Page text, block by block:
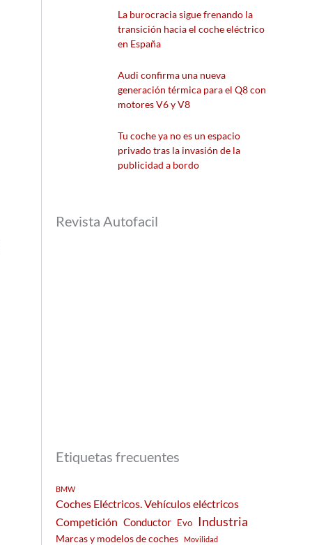
La burocracia sigue frenando la
transición hacia el coche eléctrico
en España
Audi confirma una nueva
generación térmica para el Q8 con
motores V6 y V8
Tu coche ya no es un espacio
privado tras la invasión de la
publicidad a bordo
Revista Autofacil
Etiquetas frecuentes
BMW
Coches Eléctricos. Vehículos eléctricos
Competición Conductor Evo Industria
Marcas y modelos de coches Movilidad